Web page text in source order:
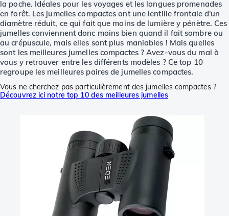
la poche. Idéales pour les voyages et les longues promenades
en forêt. Les jumelles compactes ont une lentille frontale d'un
diamètre réduit, ce qui fait que moins de lumière y pénètre. Ces
jumelles conviennent donc moins bien quand il fait sombre ou
au crépuscule, mais elles sont plus maniables ! Mais quelles
sont les meilleures jumelles compactes ? Avez-vous du mal à
vous y retrouver entre les différents modèles ? Ce top 10
regroupe les meilleures paires de jumelles compactes.
Vous ne cherchez pas particulièrement des jumelles compactes ?
Découvrez ici notre top 10 des meilleures jumelles